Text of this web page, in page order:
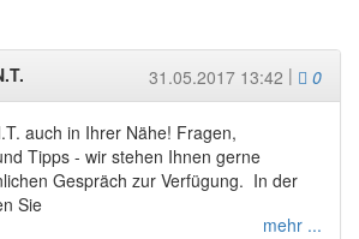
31.05.2017 13:42 | 0
auch in Ihrer Nähe! Fragen,
Tipps - wir stehen Ihnen gerne
Gespräch zur Verfügung. In der
Sie
mehr ...